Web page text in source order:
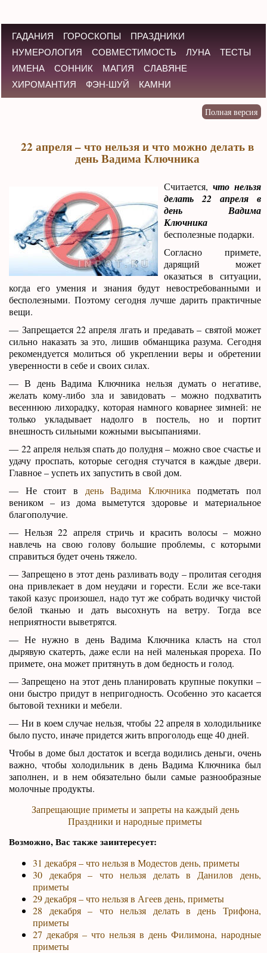
ГАДАНИЯ ГОРОСКОПЫ
ПРАЗДНИКИ
НУМЕРОЛОГИЯ
СОВМЕСТИМОСТЬ ЛУНА
ТЕСТЫ
ИМЕНА
СОННИК МАГИЯ
СЛАВЯНЕ
ХИРОМАНТИЯ
ФЭН-ШУЙ КАМНИ
22 апреля – что нельзя и что можно делать в
день Вадима Ключника
Считается,что нельзя
делать 22 апреля в
день Вадима
Ключника
бесполезные подарки.
Согласно примете,
дарящий может
оказаться в ситуации,
когда его умения и знания будут невостребованными и
бесполезными. Поэтому сегодня лучше дарить практичные
вещи.
— Запрещается 22 апреля лгать и предавать – святой может
сильно наказать за это, лишив обманщика разума. Сегодня
рекомендуется молиться об укреплении веры и обретении
уверенности в себе и своих силах.
— В день Вадима Ключника нельзя думать о негативе,
желать кому-либо зла и завидовать – можно подхватить
весеннюю лихорадку, которая намного коварнее зимней: не
только укладывает надолго в постель, но и портит
внешность сильными кожными высыпаниями.
— 22 апреля нельзя спать до полудня – можно свое счастье и
удачу проспать, которые сегодня стучатся в каждые двери.
Главное – успеть их запустить в свой дом.
— Не стоит в день Вадима Ключника подметать пол
веником – из дома выметутся здоровье и материальное
благополучие.
— Нельзя 22 апреля стричь и красить волосы – можно
навлечь на свою голову большие проблемы, с которыми
справиться будет очень тяжело.
— Запрещено в этот день разливать воду – пролитая сегодня
она привлекает в дом неудачи и горести. Если же все-таки
такой казус произошел, надо тут же собрать водичку чистой
белой тканью и дать высохнуть на ветру. Тогда все
неприятности выветрятся.
— Не нужно в день Вадима Ключника класть на стол
дырявую скатерть, даже если на ней маленькая прореха. По
примете, она может притянуть в дом бедность и голод.
— Запрещено на этот день планировать крупные покупки –
они быстро придут в непригодность. Особенно это касается
бытовой техники и мебели.
— Ни в коем случае нельзя, чтобы 22 апреля в холодильнике
было пусто, иначе придется жить впроголодь еще 40 дней.
Чтобы в доме был достаток и всегда водились деньги, очень
важно, чтобы холодильник в день Вадима Ключника был
заполнен, и в нем обязательно были самые разнообразные
молочные продукты.
Запрещающие приметы и запреты на каждый день
Праздники и народные приметы
Возможно, Вас также заинтересует:
31 декабря – что нельзя в Модестов день, приметы
30 декабря – что нельзя делать в Данилов день,
приметы
29 декабря – что нельзя в Агеев день, приметы
28 декабря – что нельзя делать в день Трифона,
приметы
27 декабря – что нельзя в день Филимона, народные
приметы